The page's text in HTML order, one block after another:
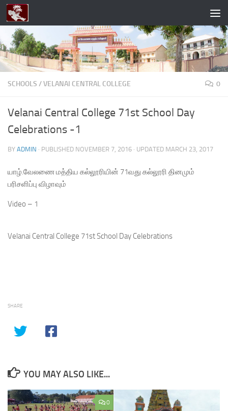
Skip to content
SCHOOLS /VELANAI CENTRAL COLLEGE 0
Velanai Central College 71st School Day
Celebrations -1
BY ADMIN · PUBLISHED NOVEMBER 7, 2016 · UPDATED MARCH 23, 2017
யாழ்.வேலணை மத்திய கல்லூரியின் 71வது கல்லூரி தினமும்
பரிசளிப்பு விழாவும்
Video – 1
Velanai Central College 71st School Day Celebrations
SHARE
YOU MAY ALSO LIKE...
0